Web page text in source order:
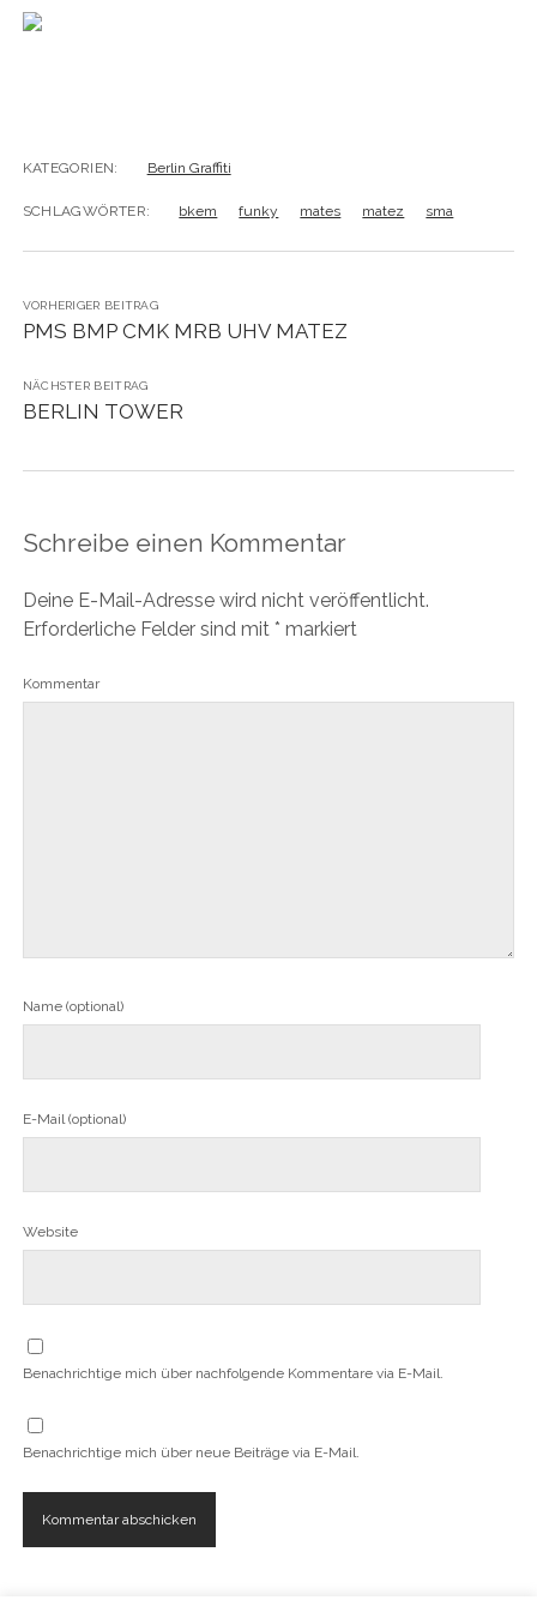
KATEGORIEN: Berlin Graffiti
SCHLAGWÖRTER: bkem funky mates matez sma
VORHERIGER BEITRAG
PMS BMP CMK MRB UHV MATEZ
NÄCHSTER BEITRAG
BERLIN TOWER
Schreibe einen Kommentar
Deine E-Mail-Adresse wird nicht veröffentlicht.
Erforderliche Felder sind mit * markiert
Kommentar
Name (optional)
E-Mail (optional)
Website
Benachrichtige mich über nachfolgende Kommentare via E-Mail.
Benachrichtige mich über neue Beiträge via E-Mail.